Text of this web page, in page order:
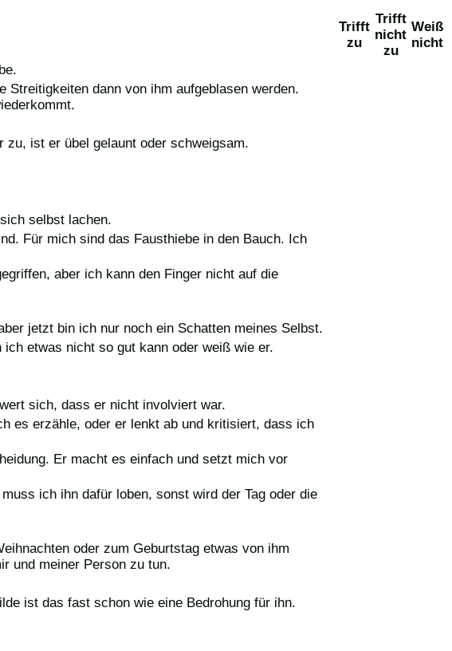
Trifft
zu
Trifft
nicht
zu
Weiß
nicht
dann von ihm aufgeblasen werden.
ist er übel gelaunt oder schweigsam.
selbst lachen.
Für mich sind das Fausthiebe in den Bauch. Ich
aber ich kann den Finger nicht auf die
jetzt bin ich nur noch ein Schatten meines Selbst.
etwas nicht so gut kann oder weiß wie er.
sich, dass er nicht involviert war.
es erzähle, oder er lenkt ab und kritisiert, dass ich
Er macht es einfach und setzt mich vor
ich ihn dafür loben, sonst wird der Tag oder die
oder zum Geburtstag etwas von ihm
und meiner Person zu tun.
ist das fast schon wie eine Bedrohung für ihn.